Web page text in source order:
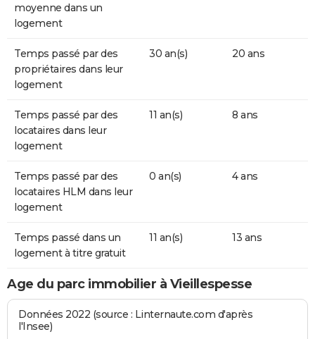
moyenne dans un
logement
Temps passé par des
propriétaires dans leur
logement
30 an(s) 20 ans
Temps passé par des
locataires dans leur
logement
11 an(s) 8 ans
Temps passé par des
locataires HLM dans leur
logement
0 an(s) 4 ans
Temps passé dans un
logement à titre gratuit
11 an(s) 13 ans
Age du parc immobilier à Vieillespesse
Données 2022 (source : Linternaute.com d'après
l'Insee)